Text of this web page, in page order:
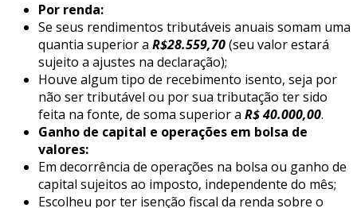
Por renda:
Se seus rendimentos tributáveis anuais somam uma
quantia superior a R$28.559,70(seu valor estará
sujeito a ajustes na declaração);
Houve algum tipo de recebimento isento, seja por
não ser tributável ou por sua tributação ter sido
feita na fonte, de soma superior a R$ 40.000,00.
Ganho de capital e operações em bolsa de
valores:
Em decorrência de operações na bolsa ou ganho de
capital sujeitos ao imposto, independente do mês;
Escolheu por ter isenção fiscal da renda sobre o